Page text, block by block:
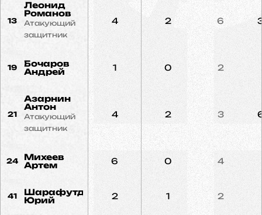
13
Леонид
Романов
Атакующий
защитник
4 2 6
19
Бочаров
Андрей
1 0 2
21
Азарнин
Антон
Атакующий
защитник
4 2 3
24
Михеев
Артем
6 0 4
41
Шарафутдинов
Юрий
2 1 2